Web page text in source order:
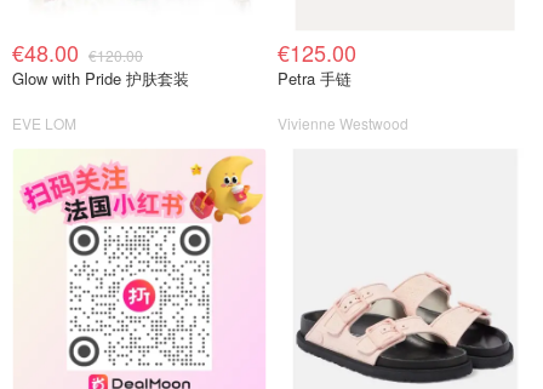
€48.00 €120.00
Glow with Pride 护肤套装
EVE LOM
€125.00
Petra 手链
Vivienne Westwood